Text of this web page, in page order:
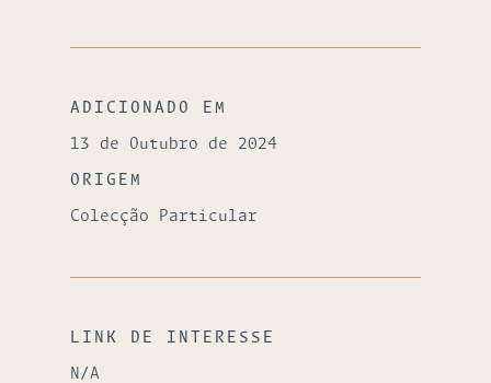
ADICIONADO EM
13 de Outubro de 2024
ORIGEM
Colecção Particular
LINK DE INTERESSE
N/A